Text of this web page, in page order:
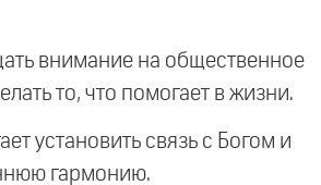
внимание на общественное
то, что помогает в жизни.
установить связь с Богом и
гармонию.